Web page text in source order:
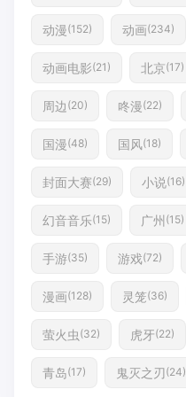
动漫(152) 动画(234)
动画电影(21) 北京(17)
周边 (20) 咚漫(22)
国漫(48) 国风(18)
封面大赛(29) 小说(16)
幻音音乐(15) 广州 (15)
手游(35) 游戏(72)
漫画(128) 灵笼(36)
萤火虫 (32) 虎牙(22)
青岛(17) 鬼灭之刃(24)